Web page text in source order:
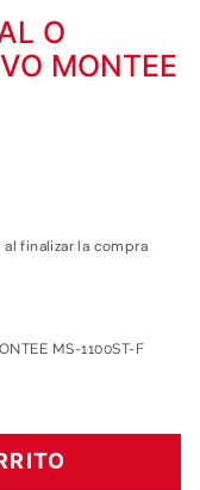
O
MONTEE
finalizar la compra
MS-1100ST-F